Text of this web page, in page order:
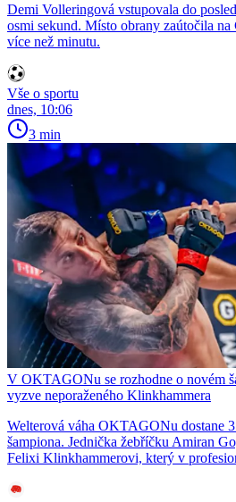
Demi Volleringová vstupovala do
osmi sekund. Místo obrany zaútočila
více než minutu.
Vše o sportu
dnes, 10:06
3 min
V OKTAGONu se rozhodne o novém
vyzve neporaženého Klinkhammera
Welterová váha OKTAGONu dostane
šampiona. Jednička žebříčku Amiran
Felixi Klinkhammerovi, který v